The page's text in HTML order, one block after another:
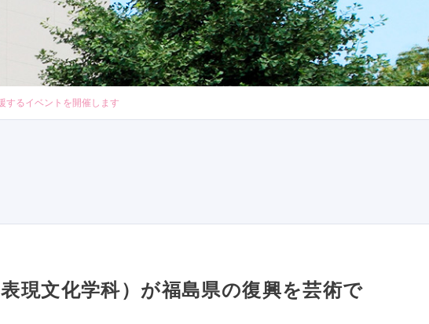
するイベントを開催します
現文化学科）が福島県の復興を芸術で